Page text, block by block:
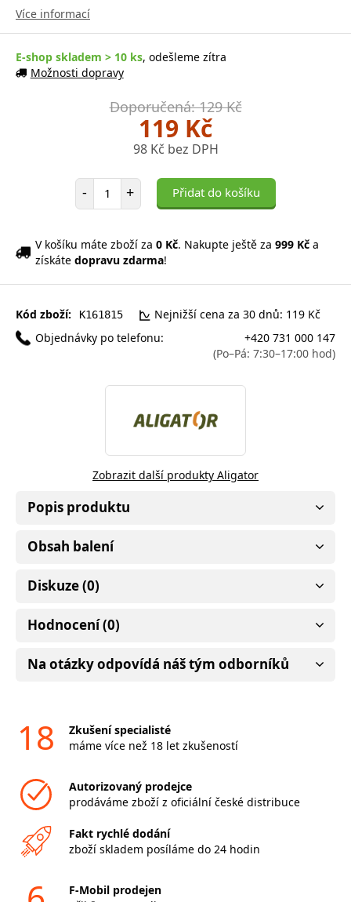
Více informací
E-shop skladem > 10 ks, odešleme zítra
Možnosti dopravy
Doporučená: 129 Kč
119 Kč
98 Kč bez DPH
- Počet položek
+ Přidat do košíku
V košíku máte zboží za 0 Kč. Nakupte ještě za 999 Kč a
získáte dopravu zdarma!
Kód zboží: K161815
Nejnižší cena za 30 dnů: 119 Kč
Objednávky po telefonu:
+420 731 000 147
(Po–Pá: 7:30–17:00 hod)
Zobrazit další produkty Aligator
Popis produktu
Obsah balení
Diskuze (0)
Hodnocení (0)
Na otázky odpovídá náš tým odborníků
18
Zkušení specialisté
máme více než 18 let zkušeností
Autorizovaný prodejce
prodáváme zboží z oficiální české distribuce
Fakt rychlé dodání
zboží skladem posíláme do 24 hodin
F-Mobil prodejen